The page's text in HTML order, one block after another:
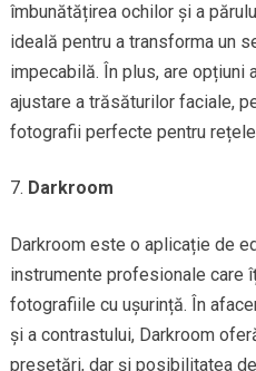
îmbunătățirea ochilor și a
ideală pentru a transforma un
impecabilă. În plus, are opțiuni
ajustare a trăsăturilor faciale,
fotografii perfecte pentru
Darkroom
Darkroom este o aplicație de
instrumente profesionale care
fotografiile cu ușurință. În
și a contrastului, Darkroom
presetări, dar și posibilitatea